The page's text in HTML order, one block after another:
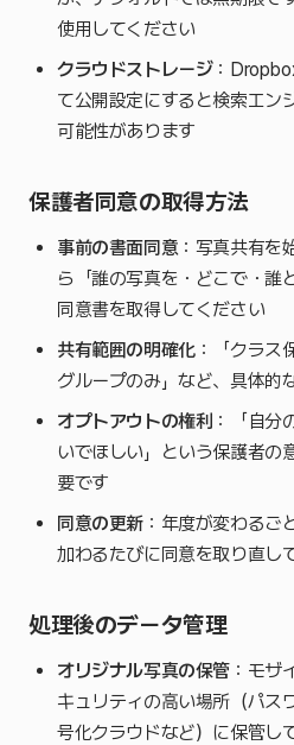
使用してください
クラウドストレージ：
て公開設定にすると検索エン
可能性があります
保護者同意の取得方法
事前の書面同意：写真共有を
ら「誰の写真を・どこで・誰
同意書を取得してください
共有範囲の明確化：「クラス
グループのみ」など、具体的
オプトアウトの権利 ：「自分
いでほしい」という保護者の
要です
同意の更新 ：年度が変わるご
加わるたびに同意を取り直し
処理後のデータ管理
オリジナル写真の保管 ：モザ
キュリティの高い場所（パス
号化クラウドなど）に保管し